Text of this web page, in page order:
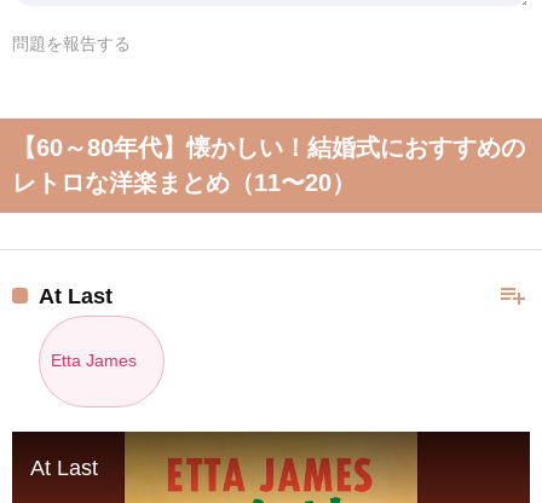
問題を報告する
【60～80年代】懐かしい！結婚式におすすめの
レトロな洋楽まとめ（11〜20）
playlist_add
At Last
Etta James
At Last